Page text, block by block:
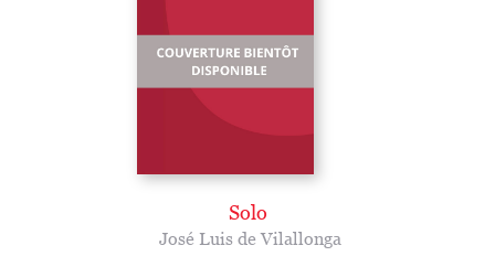
Solo
José Luis de Vilallonga